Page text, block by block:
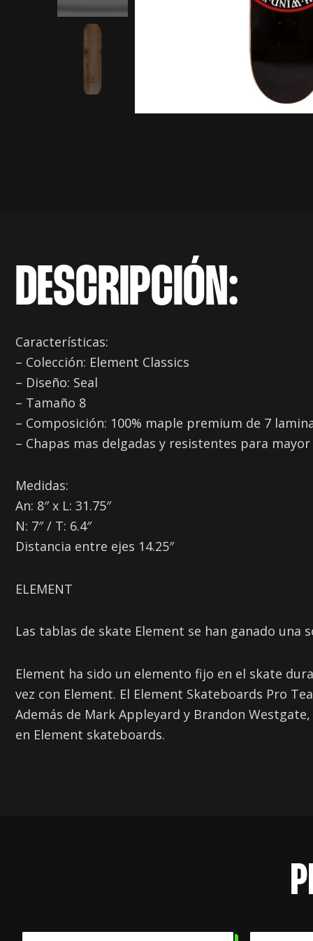
DESCRIPCIÓN:
Características:
– Colección: Element Classics
– Diseño: Seal
– Tamaño 8
– Composición: 100% maple premium de 7
– Chapas mas delgadas y resistentes para
Medidas:
An: 8″ x L: 31.75″
N: 7″ / T: 6.4″
Distancia entre ejes 14.25″
ELEMENT
Las tablas de skate Element se han ganado
Element ha sido un elemento fijo en el skate
vez con Element. El Element Skateboards Pro
Además de Mark Appleyard y Brandon
en Element skateboards.